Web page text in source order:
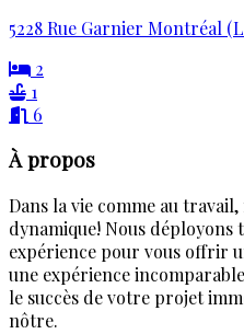
5228 Rue Garnier Montréal
2
1
6
À propos
Dans la vie comme au
dynamique! Nous
expérience pour vous offrir
une expérience
le succès de votre projet
nôtre.